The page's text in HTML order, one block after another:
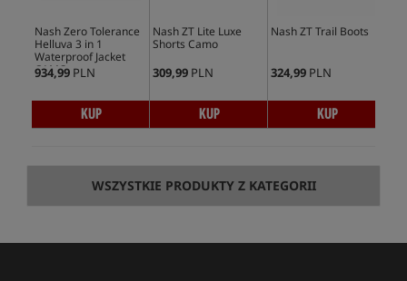
Nash Zero Tolerance
Helluva 3 in 1
Waterproof Jacket
CAMO
934,99 PLN
KUP
Nash ZT Lite Luxe
Shorts Camo
309,99 PLN
KUP
Nash ZT Trail Boots
324,99 PLN
KUP
WSZYSTKIE PRODUKTY Z KATEGORII